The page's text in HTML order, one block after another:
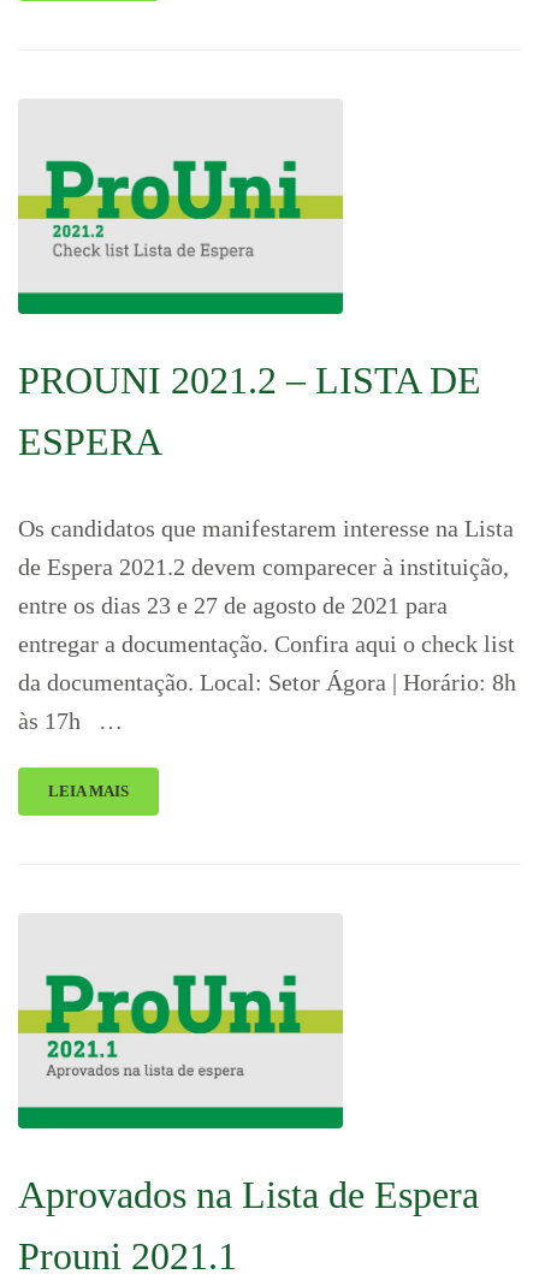
PROUNI 2021.2 – LISTA DE
ESPERA
Os candidatos que manifestarem interesse na Lista
de Espera 2021.2 devem comparecer à instituição,
entre os dias 23 e 27 de agosto de 2021 para
entregar a documentação. Confira aqui o check list
da documentação. Local: Setor Ágora | Horário: 8h
às 17h …
LEIA MAIS
Aprovados na Lista de Espera
Prouni 2021.1